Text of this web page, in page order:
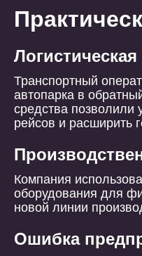
Транспортный
автопарка в
средства позволили
рейсов и расширить
Компания
оборудования для
новой линии
Ошибка